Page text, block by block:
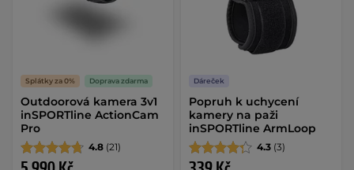
Splátky za 0% Doprava zdarma
Outdoorová kamera 3v1
inSPORTline ActionCam
Pro
4.8 (21)
Dáreček
Popruh k uchycení
kamery na paži
inSPORTline ArmLoop
4.3 (3)